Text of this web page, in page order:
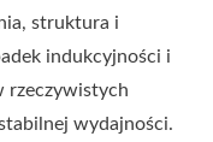
struktura i
indukcyjności i
rzeczywistych
wydajności.